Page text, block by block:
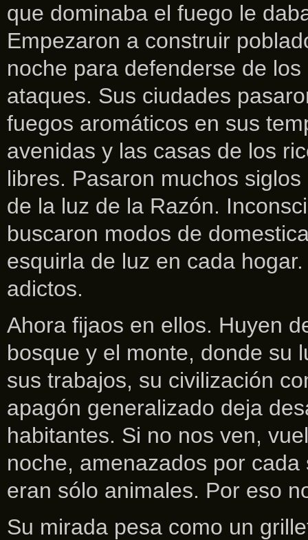
que dominaba el fuego le
Empezaron a construir
noche para defenderse de
ataques. Sus ciudades
fuegos aromáticos en sus
avenidas y las casas de los
libres. Pasaron muchos
de la luz de la Razón.
buscaron modos de
esquirla de luz en cada
adictos.
Ahora fijaos en ellos. Huyen
bosque y el monte, donde su
sus trabajos, su civilización
apagón generalizado deja
habitantes. Si no nos ven,
noche, amenazados por
eran sólo animales. Por eso
Su mirada pesa como un